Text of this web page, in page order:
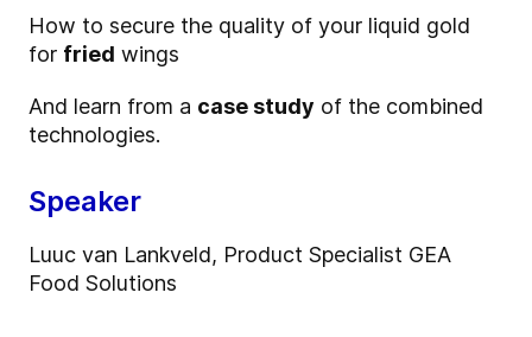
How to secure the quality of your liquid gold
for fried wings
And learn from a case study of the combined
technologies.
Speaker
Luuc van Lankveld, Product Specialist GEA
Food Solutions